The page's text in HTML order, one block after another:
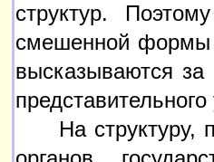
структур.
смешенной формы
высказываются
На структуру,